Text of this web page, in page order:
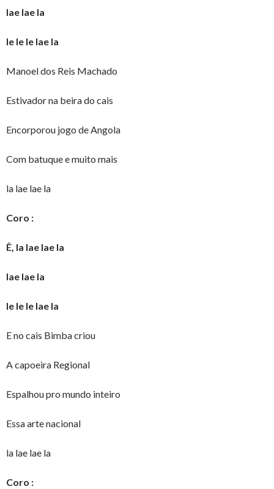
lae lae la
le le le lae la
Manoel dos Reis Machado
Estivador na beira do cais
Encorporou jogo de Angola
Com batuque e muito mais
la lae lae la
Coro :
Ê, la lae lae la
lae lae la
le le le lae la
E no cais Bimba criou
A capoeira Regional
Espalhou pro mundo inteiro
Essa arte nacional
la lae lae la
Coro :